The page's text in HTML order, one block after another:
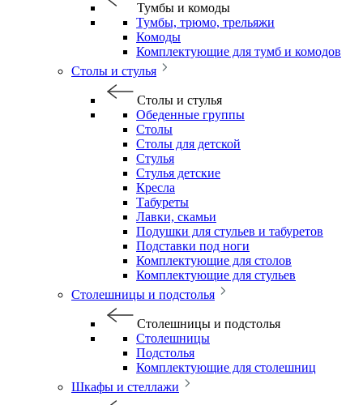
Тумбы и комоды
Тумбы, трюмо, трельяжи
Комоды
Комплектующие для тумб и комодов
Столы и стулья
Столы и стулья
Обеденные группы
Столы
Столы для детской
Стулья
Стулья детские
Кресла
Табуреты
Лавки, скамьи
Подушки для стульев и табуретов
Подставки под ноги
Комплектующие для столов
Комплектующие для стульев
Столешницы и подстолья
Столешницы и подстолья
Столешницы
Подстолья
Комплектующие для столешниц
Шкафы и стеллажи